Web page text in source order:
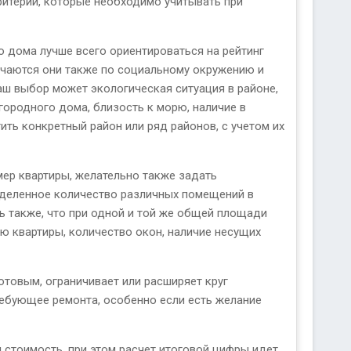
лучше всего ориентироваться на рейтинг
они также по социальному окружению и
выбор может экологическая ситуация в районе,
дома, близость к морю, наличие в
конкретный район или ряд районов, с учетом их
квартиры, желательно также задать
количество различных помещений в
также, что при одной и той же общей площади
количество окон, наличие несущих
ограничивает или расширяет круг
ремонта, особенно если есть желание